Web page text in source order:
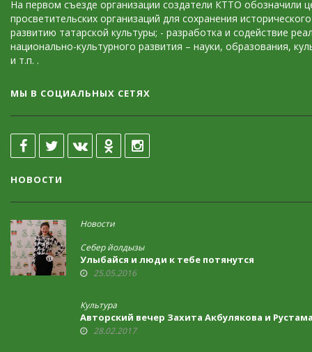
На первом съезде организации создатели КТТО обозначили
просветительских организаций для сохранения
развитию татарской культуры; - разработка и содействие
национально-культурного развития – науки, образования,
и т.п. .
МЫ В СОЦИАЛЬНЫХ СЕТЯХ
НОВОСТИ
Новости
,
Себер йолдызы
Улыбайся и люди к тебе потянутся
25.05.2016
Культура
Авторский вечер Захита Акбулякова и
28.02.2017